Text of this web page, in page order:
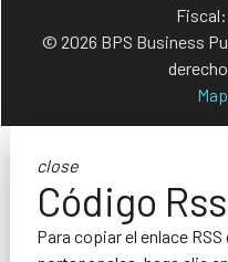
© 2026 BPS Business
close
Código Rss
Para copiar el enlace RSS